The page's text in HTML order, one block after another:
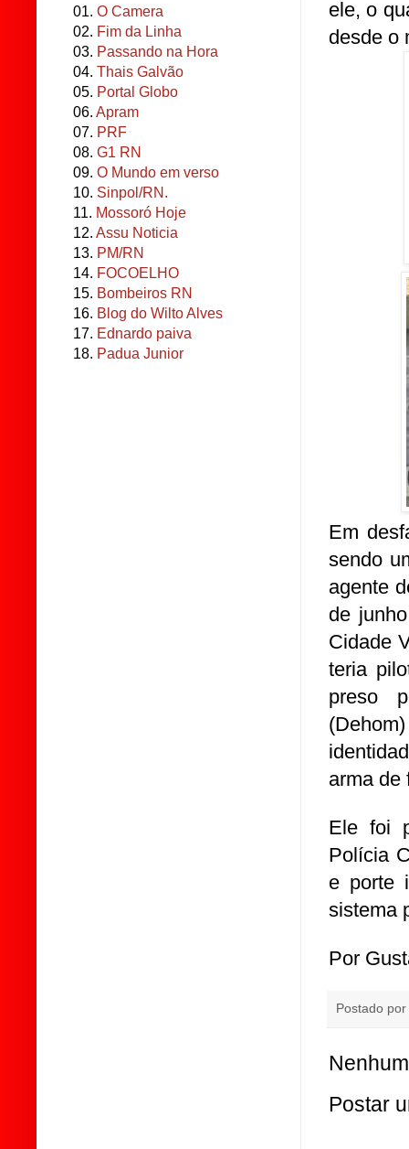
ele, o
desde o
Em
sendo
agente
de
Cidade
teria
preso
arma de
Ele foi
Polícia
e porte
sistema
Por
Postado por
Postar
01. O Camera
02. Fim da Linha
03. Passando na Hora
04. Thais Galvão
05. Portal Globo
06. Apram
07. PRF
08. G1 RN
09. O Mundo em verso
10. Sinpol/RN.
11. Mossoró Hoje
12. Assu Noticia
13. PM/RN
14. FOCOELHO
15. Bombeiros RN
16. Blog do Wilto Alves
17. Ednardo paiva
18. Padua Junior